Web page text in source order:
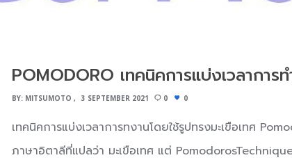
POMODORO เทคนิคการแบ่งเวลาการ
BY: MITSUMOTO 3 SEPTEMBER 2021 0 0
เทคนิคการแบ่งเวลาการทงานโดยใช้รูปทรงมะเขือเทศ
ภาษาอิตาลีที่แปลว่า มะเขือเทศ แต่